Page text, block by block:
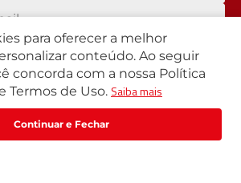
27,42
irá concordar com a nossapolítica de
Cadastrar
para oferecer a melhor
conteúdo. Ao seguir
concorda com a nossa Política
Termos de Uso. Saiba mais